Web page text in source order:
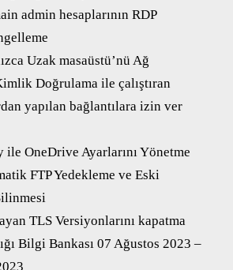
admin hesaplarının RDP
Uzak masaüstü’nü Ağ
Doğrulama ile çalıştıran
yapılan bağlantılara izin ver
ile OneDrive Ayarlarını Yönetme
FTP Yedekleme ve Eski
TLS Versiyonlarını kapatma
Bilgi Bankası 07 Ağustos 2023 –